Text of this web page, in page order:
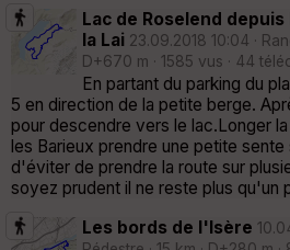
Lac de Roselend
la Lai 23.09.2018 10:04 ·
D+670 m · 1585 vus · 44
En partant du parking du
5 en direction de la petite berge.
pour descendre vers le lac.Longer
les Barieux prendre une petite
d'éviter de prendre la route sur
soyez prudent il ne reste plus qu'un
Les bords de l'Isère